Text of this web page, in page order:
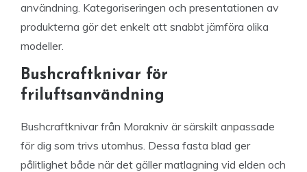
användning. Kategoriseringen och presentationen av
produkterna gör det enkelt att snabbt jämföra olika
modeller.
Bushcraftknivar för
friluftsanvändning
Bushcraftknivar från Morakniv är särskilt anpassade
för dig som trivs utomhus. Dessa fasta blad ger
pålitlighet både när det gäller matlagning vid elden och